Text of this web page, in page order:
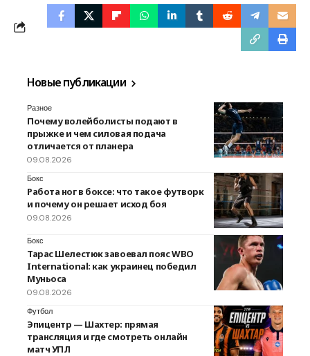
Новые публикации
Разное
Почему волейболисты подают в
прыжке и чем силовая подача
отличается от планера
09.08.2026
Бокс
Работа ног в боксе: что такое футворк
и почему он решает исход боя
09.08.2026
Бокс
Тарас Шелестюк завоевал пояс WBO
International: как украинец победил
Муньоса
09.08.2026
Футбол
Эпицентр — Шахтер: прямая
трансляция и где смотреть онлайн
матч УПЛ